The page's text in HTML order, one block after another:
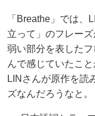
「Breathe」では、
立って」のフレー
弱い部分を表した
んで感じていたこ
LINさんが原作を読
ズなんだろうなと。